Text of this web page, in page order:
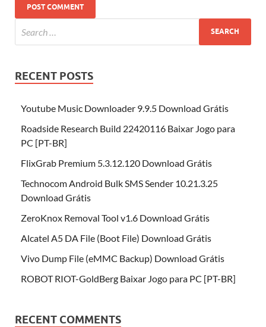
RECENT POSTS
Youtube Music Downloader 9.9.5 Download Grátis
Roadside Research Build 22420116 Baixar Jogo para
PC [PT-BR]
FlixGrab Premium 5.3.12.120 Download Grátis
Technocom Android Bulk SMS Sender 10.21.3.25
Download Grátis
ZeroKnox Removal Tool v1.6 Download Grátis
Alcatel A5 DA File (Boot File) Download Grátis
Vivo Dump File (eMMC Backup) Download Grátis
ROBOT RIOT-GoldBerg Baixar Jogo para PC [PT-BR]
RECENT COMMENTS